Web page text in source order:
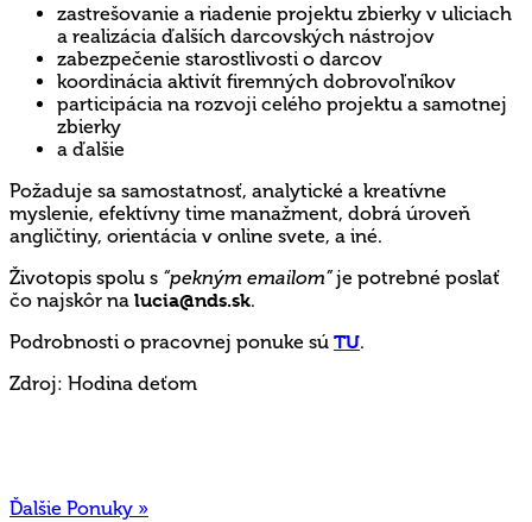
zastrešovanie a riadenie projektu zbierky v uliciach
a realizácia ďalších darcovských nástrojov
zabezpečenie starostlivosti o darcov
koordinácia aktivít firemných dobrovoľníkov
participácia na rozvoji celého projektu a samotnej
zbierky
a ďalšie
Požaduje sa samostatnosť, analytické a kreatívne
myslenie, efektívny time manažment, dobrá úroveň
angličtiny, orientácia v online svete, a iné.
Životopis spolu s “pekným emailom”je potrebné poslať
čo najskôr na lucia@nds.sk.
Podrobnosti o pracovnej ponuke sú TU.
Zdroj: Hodina deťom
Ďalšie Ponuky »